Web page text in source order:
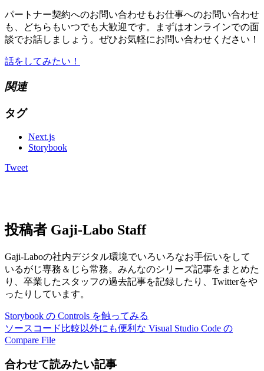
パートナー契約へのお問い合わせもお仕事へのお問い合わせ
も、どちらもいつでも大歓迎です。まずはオンラインでの面
談でお話しましょう。ぜひお気軽にお問い合わせください！
話をしてみたい！
関連
タグ
Next.js
Storybook
Tweet
投稿者 Gaji-Labo Staff
Gaji-Laboの社内デジタル環境でいろいろなお手伝いをして
いるがじ専務＆じら常務。みんなのシリーズ記事をまとめた
り、卒業したスタッフの過去記事を記録したり、Twitterをや
ったりしています。
Storybook の Controls を触ってみる
ソースコード比較以外にも便利な Visual Studio Code の
Compare File
合わせて読みたい記事